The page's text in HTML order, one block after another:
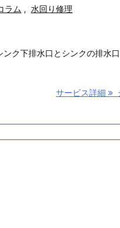
ラム , 水回り修理
ク下排水口とシンクの排水
サービス詳細